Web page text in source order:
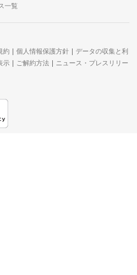
一覧
約 | 個人情報保護方針 | データの収集と利
示 | ご解約方法 | ニュース・プレスリリー